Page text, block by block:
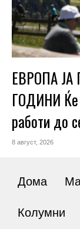
ЕВРОПА
ГОДИНИ Ќе
работи до
8 август, 2026
Дома
Колумни